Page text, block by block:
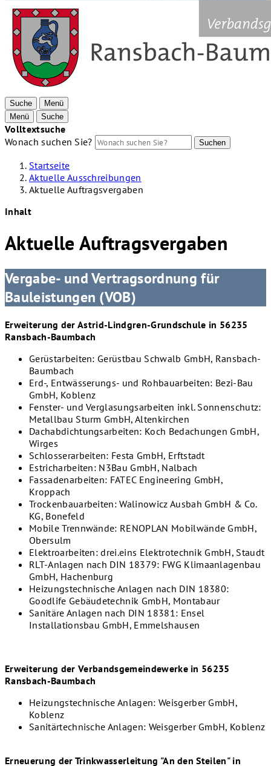
Suche
Menü
Menü
Suche
Volltextsuche
Wonach suchen Sie?
Suchen
Startseite
Aktuelle Ausschreibungen
Aktuelle Auftragsvergaben
Inhalt
Aktuelle Auftragsvergaben
Vergabe- und Vertragsordnung für
Bauleistungen (VOB)
Erweiterung der Astrid-Lindgren-Grundschule in 56235
Ransbach-Baumbach
Gerüstarbeiten: Gerüstbau Schwalb GmbH, Ransbach-
Baumbach
Erd-, Entwässerungs- und Rohbauarbeiten: Bezi-Bau
GmbH, Koblenz
Fenster- und Verglasungsarbeiten inkl. Sonnenschutz:
Metallbau Sturm GmbH, Altenkirchen
Dachabdichtungsarbeiten: Koch Bedachungen GmbH,
Wirges
Schlosserarbeiten: Festa GmbH, Erftstadt
Estricharbeiten: N3Bau GmbH, Nalbach
Fassadenarbeiten: FATEC Engineering GmbH,
Kroppach
Trockenbauarbeiten: Walinowicz Ausbah GmbH & Co.
KG, Bonefeld
Mobile Trennwände: RENOPLAN Mobilwände GmbH,
Obersulm
Elektroarbeiten: drei.eins Elektrotechnik GmbH, Staudt
RLT-Anlagen nach DIN 18379: FWG Klimaanlagenbau
GmbH, Hachenburg
Heizungstechnische Anlagen nach DIN 18380:
Goodlife Gebäudetechnik GmbH, Montabaur
Sanitäre Anlagen nach DIN 18381: Ensel
Installationsbau GmbH, Emmelshausen
Erweiterung der Verbandsgemeindewerke in 56235
Ransbach-Baumbach
Heizungstechnische Anlagen: Weisgerber GmbH,
Koblenz
Sanitärtechnische Anlagen: Weisgerber GmbH, Koblenz
Erneuerung der Trinkwasserleitung "An den Steilen" in